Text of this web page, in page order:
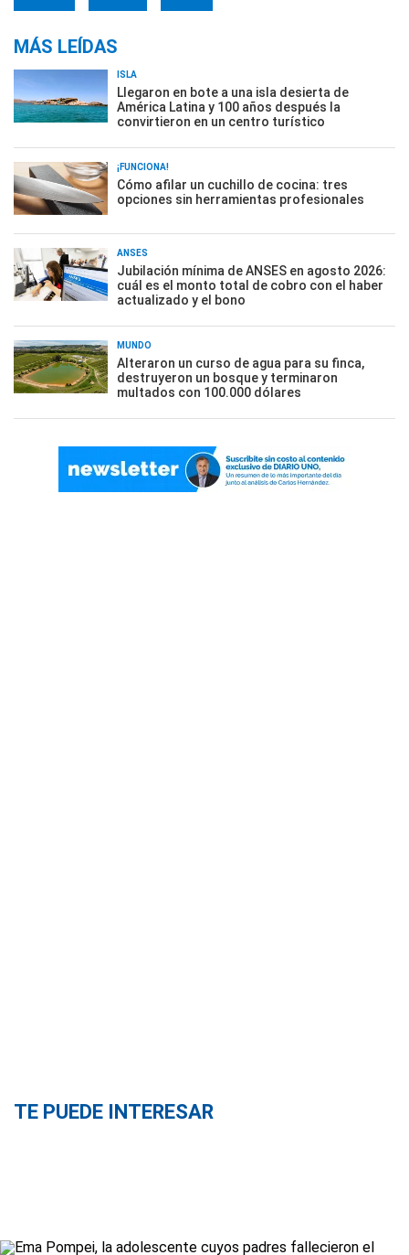
MÁS LEÍDAS
ISLA
Llegaron en bote a una isla desierta de
América Latina y 100 años después la
convirtieron en un centro turístico
¡FUNCIONA!
Cómo afilar un cuchillo de cocina: tres
opciones sin herramientas profesionales
ANSES
Jubilación mínima de ANSES en agosto 2026:
cuál es el monto total de cobro con el haber
actualizado y el bono
MUNDO
Alteraron un curso de agua para su finca,
destruyeron un bosque y terminaron
multados con 100.000 dólares
TE PUEDE INTERESAR